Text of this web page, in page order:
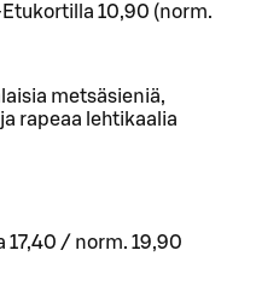
10,90 (norm.
metsäsieniä,
rapeaa lehtikaalia
17,40 / norm. 19,90